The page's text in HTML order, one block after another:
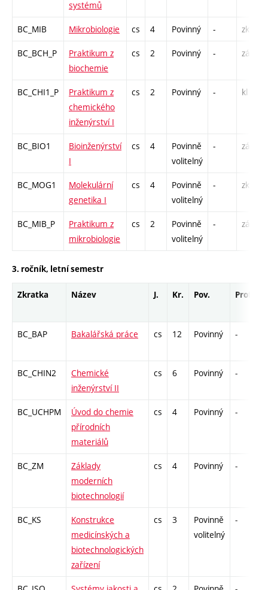
systémů
BC_MIB Mikrobiologie cs 4 Povinný - zk
BC_BCH_P
Praktikum z
biochemie
cs 2 Povinný - zá
BC_CHI1_P
Praktikum z
chemického
inženýrství I
cs 2 Povinný - kl
BC_BIO1
Bioinženýrství
I
cs 4
Povinně
volitelný
- zá,zk
BC_MOG1
Molekulární
genetika I
cs 4
Povinně
volitelný
- zk
BC_MIB_P
Praktikum z
mikrobiologie
cs 2
Povinně
volitelný
- zá
3. ročník, letní semestr
Zkratka Název J. Kr. Pov. Prof.
BC_BAP Bakalářská práce cs 12 Povinný -
BC_CHIN2
Chemické
inženýrství II
cs 6 Povinný -
BC_UCHPM
Úvod do chemie
přírodních
materiálů
cs 4 Povinný -
BC_ZM
Základy
moderních
biotechnologií
cs 4 Povinný -
BC_KS
Konstrukce
medicínských a
biotechnologických
zařízení
cs 3
Povinně
volitelný
-